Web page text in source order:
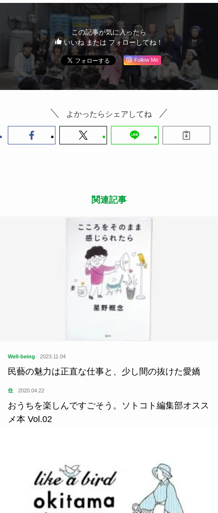
この記事が気に入ったら
いいね または フォローしてね！
Follow Me
よかったらシェアしてね
関連記事
Well-being 2023.11.04
民藝の魅力は正直な仕事と、少し間の抜けた愛嬌
住 2020.04.22
おうちを楽しんですごそう。ソトコト編集部オスス
メ本 Vol.02